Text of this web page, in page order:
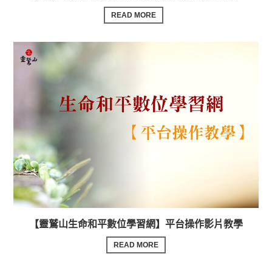
READ MORE
【靈鷲山生命和平數位學習網】平台操作影片教學
READ MORE